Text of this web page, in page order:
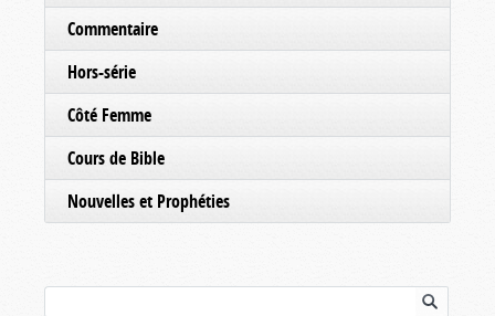
Commentaire
Hors-série
Côté Femme
Cours de Bible
Nouvelles et Prophéties